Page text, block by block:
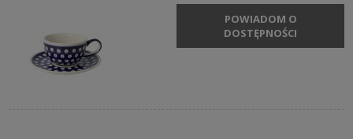
POWIADOM O
DOSTĘPNOŚCI